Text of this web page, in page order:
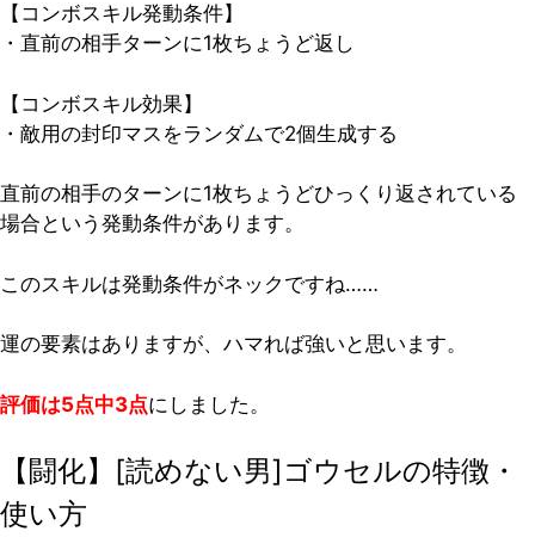
【コンボスキル発動条件】
・直前の相手ターンに1枚ちょうど返し
【コンボスキル効果】
・敵用の封印マスをランダムで2個生成する
直前の相手のターンに1枚ちょうどひっくり返されている
場合という発動条件があります。
このスキルは発動条件がネックですね……
運の要素はありますが、ハマれば強いと思います。
評価は5点中3点にしました。
【闘化】[読めない男]ゴウセルの特徴・
使い方